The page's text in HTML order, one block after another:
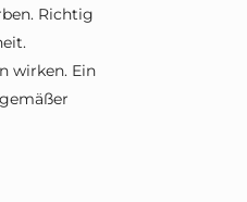
Richtig
wirken. Ein